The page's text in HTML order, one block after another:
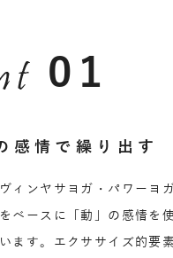
01
感情で繰り出す
ィンヤサヨガ・パワーヨ
ベースに「動」の感情を
ます。エクササイズ的要